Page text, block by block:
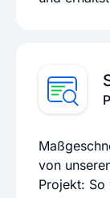
von
Projekt: